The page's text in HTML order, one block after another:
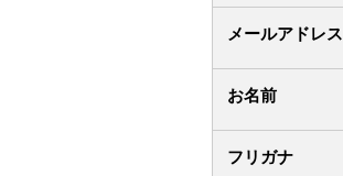
メールアドレス
お名前
フリガナ